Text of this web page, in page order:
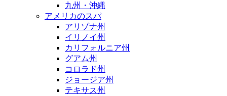
九州・沖縄
アメリカのスパ
アリゾナ州
イリノイ州
カリフォルニア州
グアム州
コロラド州
ジョージア州
テキサス州